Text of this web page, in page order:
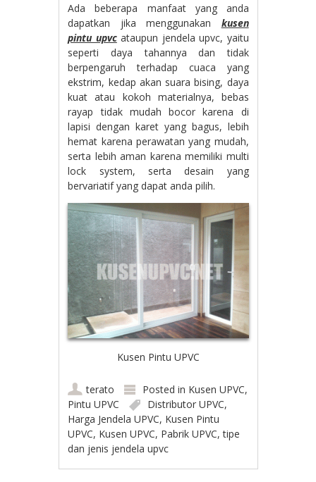
Ada beberapa manfaat yang anda
dapatkan jika menggunakan kusen
pintu upvcataupun jendela upvc, yaitu
seperti daya tahannya dan tidak
berpengaruh terhadap cuaca yang
ekstrim, kedap akan suara bising, daya
kuat atau kokoh materialnya, bebas
rayap tidak mudah bocor karena di
lapisi dengan karet yang bagus, lebih
hemat karena perawatan yang mudah,
serta lebih aman karena memiliki multi
lock system, serta desain yang
bervariatif yang dapat anda pilih.
Kusen Pintu UPVC
terato Posted in Kusen UPVC,
Pintu UPVC
Distributor UPVC,
Harga Jendela UPVC, Kusen Pintu
UPVC, Kusen UPVC, Pabrik UPVC,tipe
dan jenis jendela upvc